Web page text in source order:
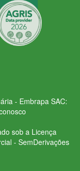
- Embrapa SAC:
sob a Licença
- SemDerivações